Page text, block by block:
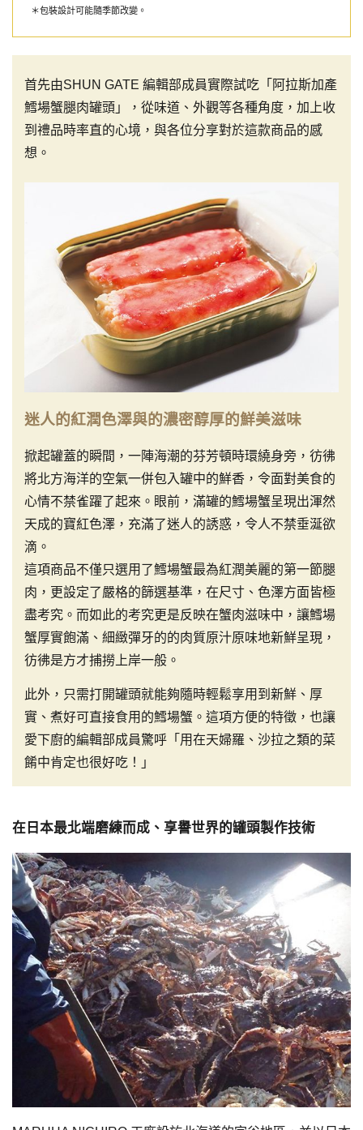
＊包裝設計可能隨季節改變。
首先由SHUN GATE 編輯部成員實際試吃「阿拉斯加產
鱈場蟹腿肉罐頭」，從味道、外觀等各種角度，加上收
到禮品時率直的心境，與各位分享對於這款商品的感
想。
迷人的紅潤色澤與的濃密醇厚的鮮美滋味
掀起罐蓋的瞬間，一陣海潮的芬芳頓時環繞身旁，彷彿
將北方海洋的空氣一併包入罐中的鮮香，令面對美食的
心情不禁雀躍了起來。眼前，滿罐的鱈場蟹呈現出渾然
天成的寶紅色澤，充滿了迷人的誘惑，令人不禁垂涎欲
滴。
這項商品不僅只選用了鱈場蟹最為紅潤美麗的第一節腿
肉，更設定了嚴格的篩選基準，在尺寸、色澤方面皆極
盡考究。而如此的考究更是反映在蟹肉滋味中，讓鱈場
蟹厚實飽滿、細緻彈牙的的肉質原汁原味地新鮮呈現，
彷彿是方才捕撈上岸一般。
此外，只需打開罐頭就能夠隨時輕鬆享用到新鮮、厚
實、煮好可直接食用的鱈場蟹。這項方便的特徵，也讓
愛下廚的編輯部成員驚呼「用在天婦羅、沙拉之類的菜
餚中肯定也很好吃！」
在日本最北端磨練而成、享譽世界的罐頭製作技術